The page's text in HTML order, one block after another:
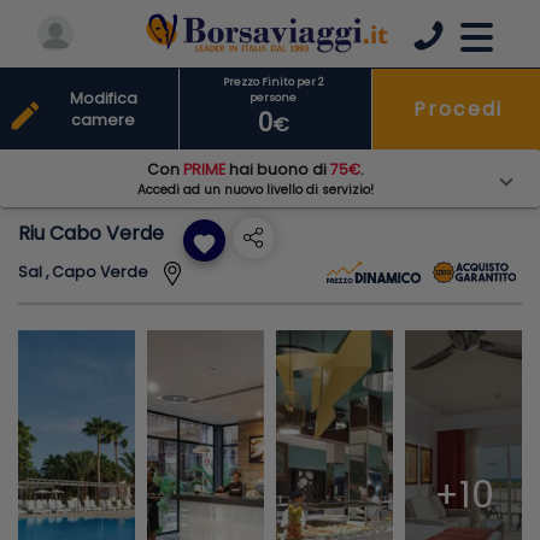
Riu Cabo Verde favorite
Sal , Capo Verde
+10
Prezzo Finito per 2
persone
0€
Procedi
edit
Modifica
camere
Con PRIME hai buono di75€.
Accedi ad un nuovo livello di servizio!